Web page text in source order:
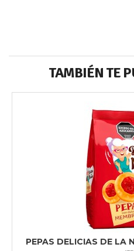
TAMBIÉN TE
PEPAS DELICIAS DE LA